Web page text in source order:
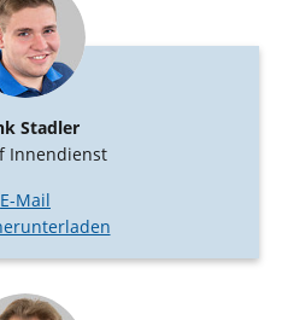
Stadler
Innendienst
E-Mail